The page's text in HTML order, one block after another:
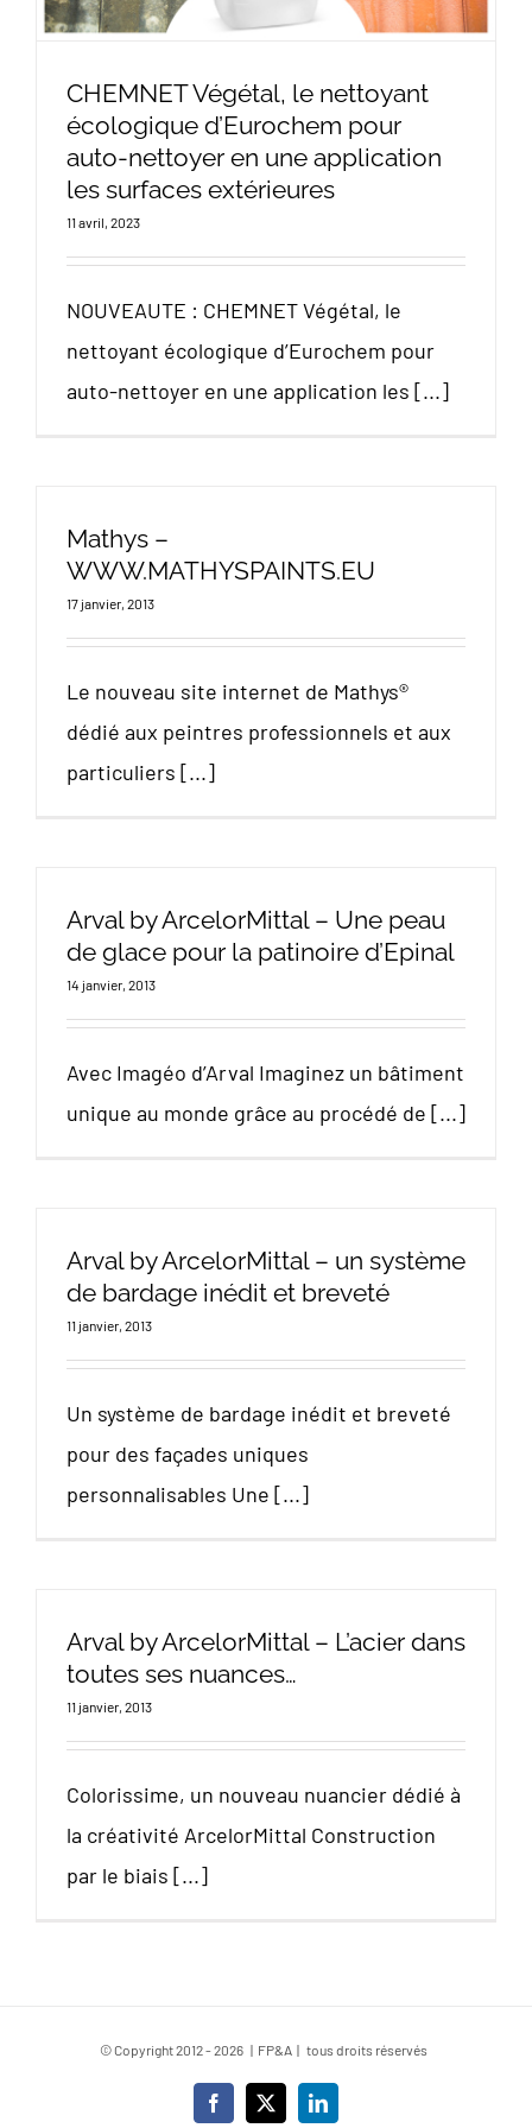
CHEMNET Végétal, le nettoyant
écologique d’Eurochem pour
auto-nettoyer en une application
les surfaces extérieures
11 avril, 2023
NOUVEAUTE : CHEMNET Végétal, le
nettoyant écologique d’Eurochem pour
auto-nettoyer en une application les [...]
Mathys –
WWW.MATHYSPAINTS.EU
17 janvier, 2013
Le nouveau site internet de Mathys®
dédié aux peintres professionnels et aux
particuliers [...]
Arval by ArcelorMittal – Une peau
de glace pour la patinoire d’Epinal
14 janvier, 2013
Avec Imagéo d’Arval Imaginez un bâtiment
unique au monde grâce au procédé de [...]
Arval by ArcelorMittal – un système
de bardage inédit et breveté
11 janvier, 2013
Un système de bardage inédit et breveté
pour des façades uniques
personnalisables Une [...]
Arval by ArcelorMittal – L’acier dans
toutes ses nuances…
11 janvier, 2013
Colorissime, un nouveau nuancier dédié à
la créativité ArcelorMittal Construction
par le biais [...]
© Copyright 2012 -2026 | FP&A | tous droits réservés
Facebook
X LinkedIn